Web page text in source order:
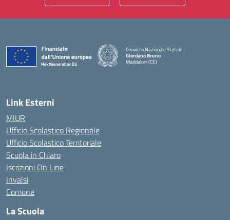
Convitto Nazionale Statale
Giordano Bruno
Maddaloni (CE)
Link Esterni
MIUR
Ufficio Scolastico Regionale
Ufficio Scolastico Territoriale
Scuola in Chiaro
Iscrizioni On Line
Invalsi
Comune
La Scuola